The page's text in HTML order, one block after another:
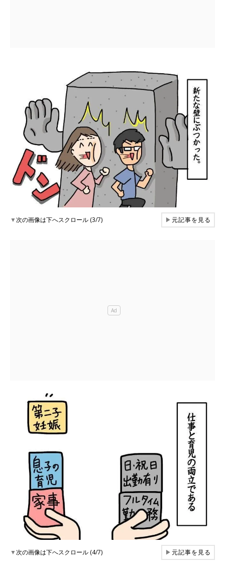
▼次の画像は下へスクロール (3/7) ▶元記事を見る
▼次の画像は下へスクロール (4/7) ▶元記事を見る